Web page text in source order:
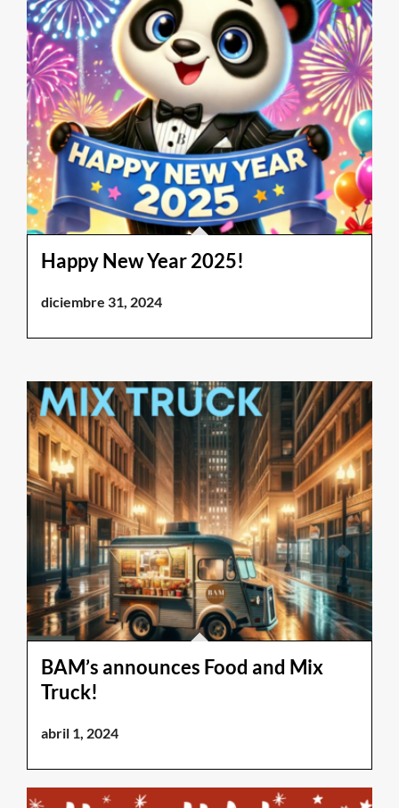
Happy New Year 2025!
diciembre 31, 2024
BAM’s announces Food and Mix
Truck!
abril 1, 2024